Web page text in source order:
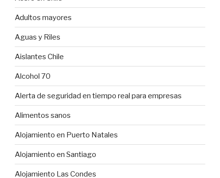
Adultos mayores
Aguas y Riles
Aislantes Chile
Alcohol 70
Alerta de seguridad en tiempo real para empresas
Alimentos sanos
Alojamiento en Puerto Natales
Alojamiento en Santiago
Alojamiento Las Condes